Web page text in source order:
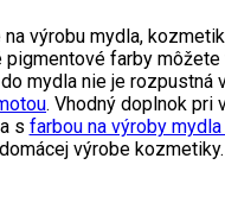
výrobu mydla,
farby
mydla nie je rozpustná
. Vhodný doplnok pri
s farbou na výroby
výrobe kozmetiky.